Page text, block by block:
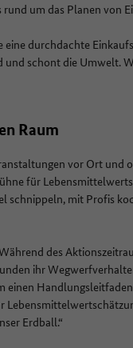
um das Planen von
durchdachte
schont die Umwelt.
Raum
vor Ort und
für
schnippeln, mit Profis
des
ihr
einen
Erdball.“